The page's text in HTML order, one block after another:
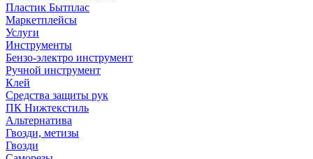
Пластик Бытплас
Маркетплейсы
Услуги
Инструменты
Бензо-электро инструмент
Ручной инструмент
Клей
Средства защиты рук
ПК Нижтекстиль
Альтернатива
Гвозди, метизы
Гвозди